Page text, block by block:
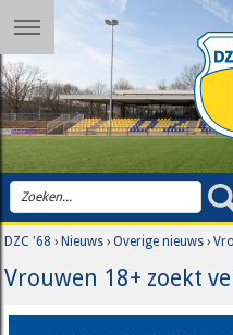
DZC '68 ›Nieuws ›Overige nieuws ›
Vrouwen 18+ zoekt